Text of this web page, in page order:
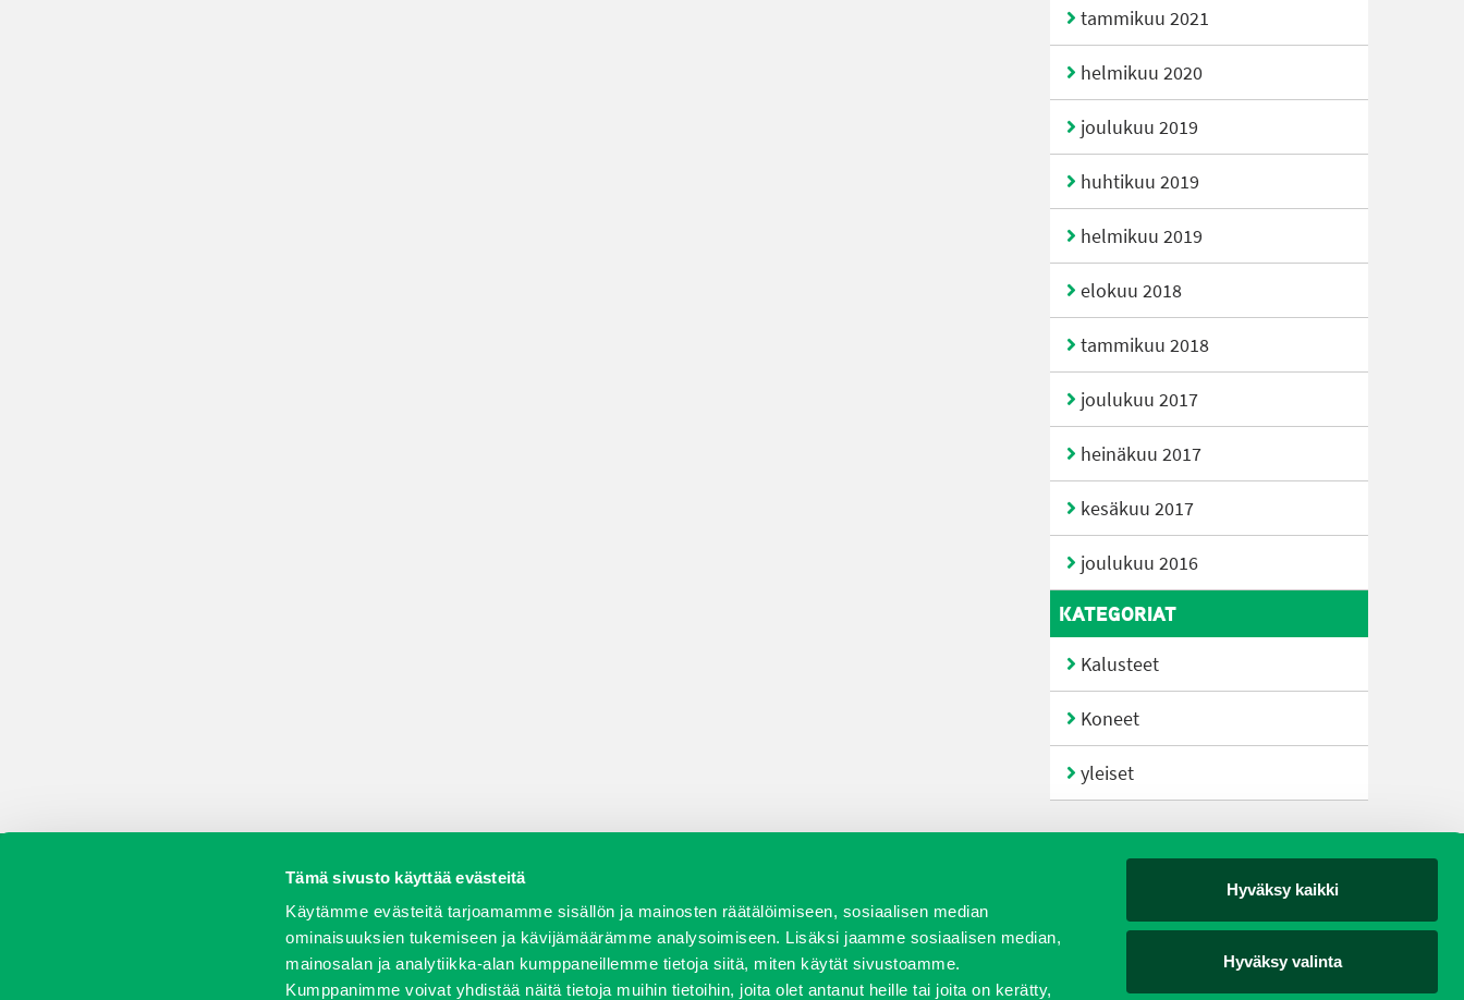
Tämä sivusto käyttää evästeitä
Käytämme evästeitä tarjoamamme sisällön ja mainosten räätälöimiseen, sosiaalisen median
ominaisuuksien tukemiseen ja kävijämäärämme analysoimiseen. Lisäksi jaamme sosiaalisen median,
mainosalan ja analytiikka-alan kumppaneillemme tietoja siitä, miten käytät sivustoamme.
Kumppanimme voivat yhdistää näitä tietoja muihin tietoihin, joita olet antanut heille tai joita on kerätty,
Hyväksy kaikki
Hyväksy valinta
tammikuu 2021
helmikuu 2020
joulukuu 2019
huhtikuu 2019
helmikuu 2019
elokuu 2018
tammikuu 2018
joulukuu 2017
heinäkuu 2017
kesäkuu 2017
joulukuu 2016
KATEGORIAT
Kalusteet
Koneet
yleiset
Vaihtokoneet Kalusteet Huolto ja varaosat Verkkokauppa JT Vuokrakone Jälleenmyyjät